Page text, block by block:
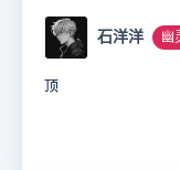
石洋洋 幽
顶